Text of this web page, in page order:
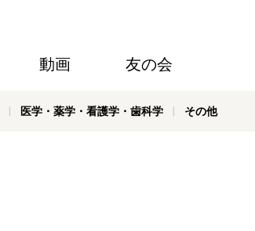
動画 友の会
医学・薬学・看護学・歯科学 その他